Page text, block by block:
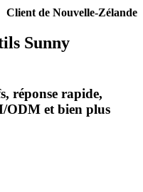
Client de Nouvelle-Zélande
Sunny
réponse rapide,
ODM et bien plus